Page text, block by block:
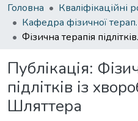
Головна
Кафедра
Фізична
Публікація:
підлітків із
Шляттера